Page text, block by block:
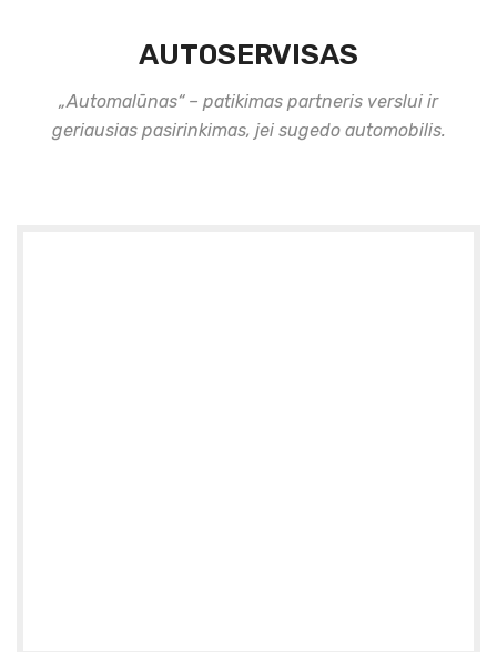
AUTOSERVISAS
„Automalūnas“ – patikimas partneris verslui ir
geriausias pasirinkimas, jei sugedo automobilis.